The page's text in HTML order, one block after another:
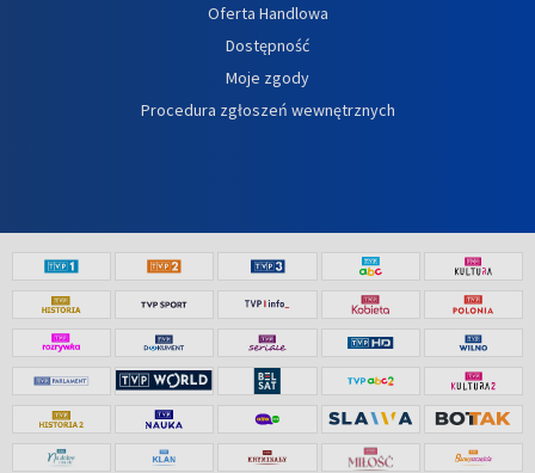
Oferta Handlowa
Dostępność
Moje zgody
Procedura zgłoszeń wewnętrznych